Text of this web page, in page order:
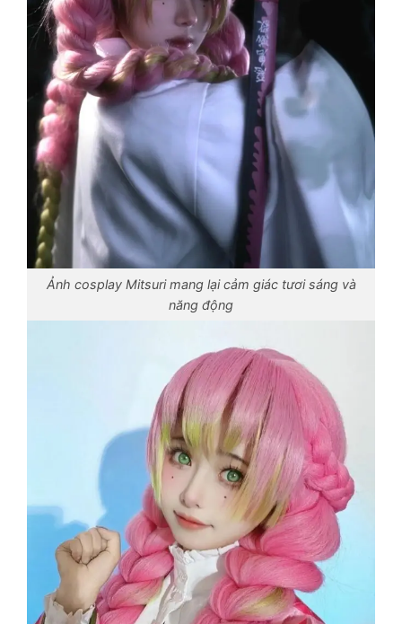
Ảnh cosplay Mitsuri mang lại cảm giác tươi sáng và
năng động